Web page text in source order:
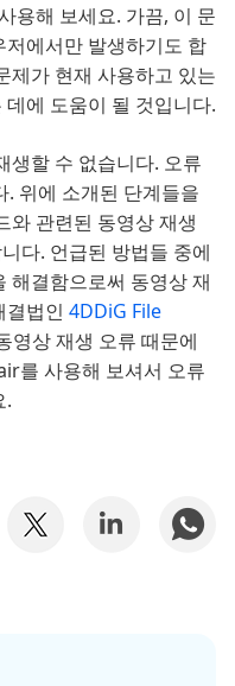
용해 보세요. 가끔, 이 문
에서만 발생하기도 합
제가 현재 사용하고 있는
에 도움이 될 것입니다.
생할 수 없습니다. 오류
위에 소개된 단계들을
와 관련된 동영상 재생
다. 언급된 방법들 중에
해결함으로써 동영상 재
결법인 4DDiG File
영상 재생 오류 때문에
를 사용해 보셔서 오류
.